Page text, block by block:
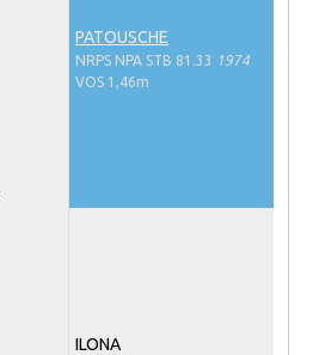
PATOUSCHE
NRPS NPA STB 81.33
1974
VOS 1,46m
ILONA